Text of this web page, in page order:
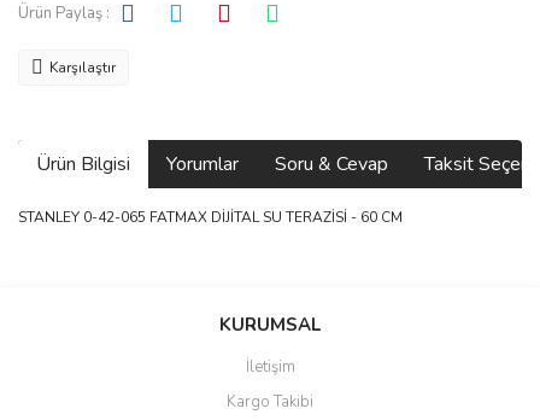
Ürün Paylaş :
Karşılaştır
Ürün Bilgisi Yorumlar Soru & Cevap Taksit
STANLEY 0-42-065 FATMAX DİJİTAL SU TERAZİSİ - 60 CM
Bu ürüne ilk yorumu siz yapın!
Ürün hakkında henüz soru sorulmamış.
Ürün resmi kalitesiz, bozuk veya görüntülenemiyor.
KURUMSAL
İletişim
Kargo Takibi